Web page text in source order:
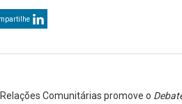
Comunitárias promove o